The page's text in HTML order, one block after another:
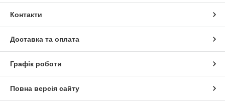
Контакти
Доставка та оплата
Графік роботи
Повна версія сайту